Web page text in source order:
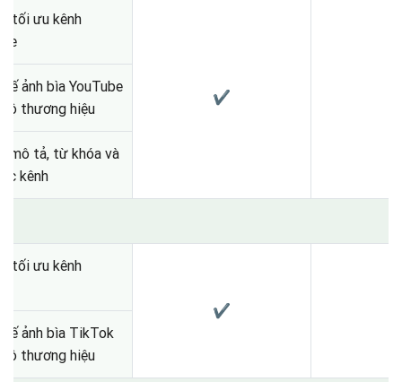
tối ưu kênh
✔
ảnh bìa YouTube
thương hiệu
mô tả, từ khóa và
kênh
tối ưu kênh
✔
ảnh bìa TikTok
thương hiệu